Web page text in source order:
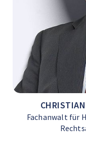
Fachanwalt für